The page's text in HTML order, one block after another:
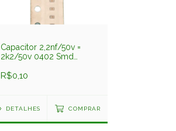
Capacitor 2,2nf/50v =
2k2/50v 0402 Smd
C1005x7r222kgt Darfon
R$0,10
DETALHES COMPRAR